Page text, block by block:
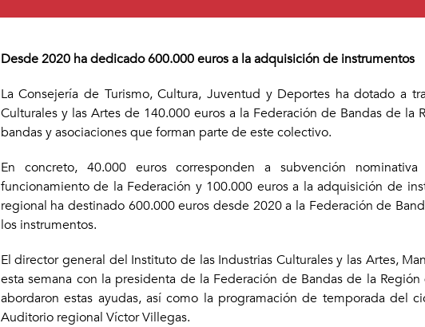
Desde 2020 ha dedicado 600.000 euros a la adquisición de instrumentos
La Consejería de Turismo, Cultura, Juventud y Deportes ha dotado a
Culturales y las Artes de 140.000 euros a la Federación de Bandas de la
bandas y asociaciones que forman parte de este colectivo.
En concreto, 40.000 euros corresponden a subvención
funcionamiento de la Federación y 100.000 euros a la adquisición de
regional ha destinado 600.000 euros desde 2020 a la Federación de
los instrumentos.
El director general del Instituto de las Industrias Culturales y las Artes,
esta semana con la presidenta de la Federación de Bandas de la
abordaron estas ayudas, así como la programación de temporada del
Auditorio regional Víctor Villegas.